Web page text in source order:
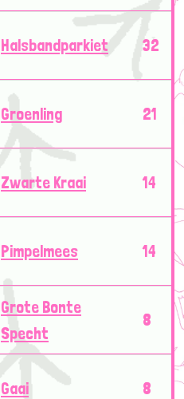
Halsbandparkiet 32
Groenling 21
Zwarte Kraai 14
Pimpelmees 14
Grote Bonte
Specht
8
Gaai 8